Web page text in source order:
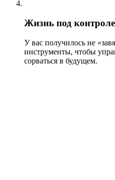
Жизнь под
У вас получилось не
инструменты, чтобы
сорваться в будущем.